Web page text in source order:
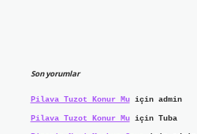
Son yorumlar
Pilava Tuzot Konur Muiçin admin
Pilava Tuzot Konur Muiçin Tuba